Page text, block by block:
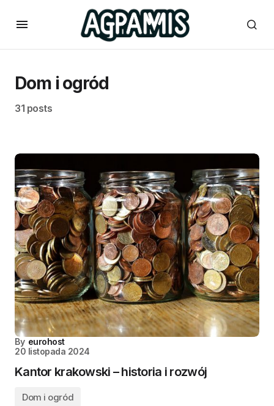
Dom i ogród
31 posts
By eurohost
20 listopada 2024
Kantor krakowski – historia i rozwój
Dom i ogród